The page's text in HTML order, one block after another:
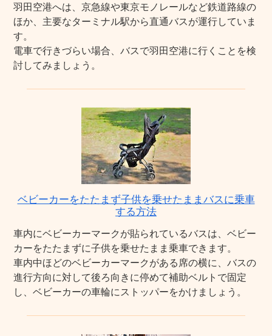
羽田空港へは、京急線や東京モノレールなど鉄道路線の
ほか、主要なターミナル駅から直通バスが運行していま
す。
電車で行きづらい場合、バスで羽田空港に行くことを検
討してみましょう。
ベビーカーをたたまず子供を乗せたままバスに乗車
する方法
車内にベビーカーマークが貼られているバスは、ベビー
カーをたたまずに子供を乗せたまま乗車できます。
車内中ほどのベビーカーマークがある席の横に、バスの
進行方向に対して後ろ向きに停めて補助ベルトで固定
し、ベビーカーの車輪にストッパーをかけましょう。